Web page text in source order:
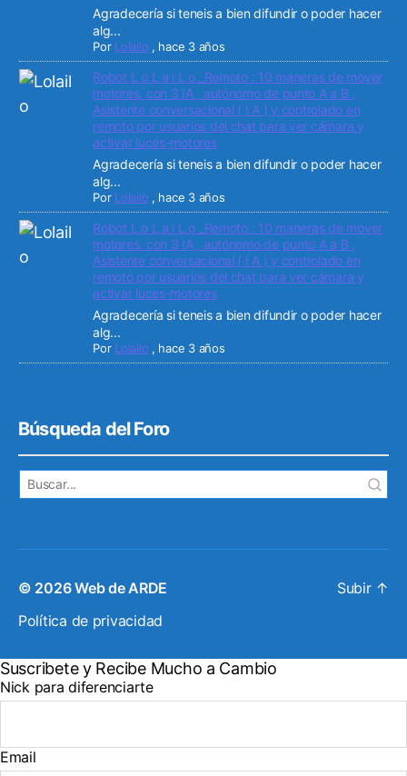
Agradecería si teneis a bien difundir o poder hacer
alg...
Por Lolailo , hace 3 años
Robot L o L a i L o _Remoto : 10 maneras de mover
motores. con 3 IA , autónomo de punto A a B ,
Asistente conversacional ( I A ) y controlado en
remoto por usuarios del chat para ver cámara y
activar luces-motores
Agradecería si teneis a bien difundir o poder hacer
alg...
Por Lolailo , hace 3 años
Robot L o L a i L o _Remoto : 10 maneras de mover
motores. con 3 IA , autónomo de punto A a B ,
Asistente conversacional ( I A ) y controlado en
remoto por usuarios del chat para ver cámara y
activar luces-motores
Agradecería si teneis a bien difundir o poder hacer
alg...
Por Lolailo , hace 3 años
Búsqueda del Foro
© 2026Web de ARDE
Política de privacidad
Subir ↑
Suscribete y Recibe Mucho a Cambio
Nick para diferenciarte
Email